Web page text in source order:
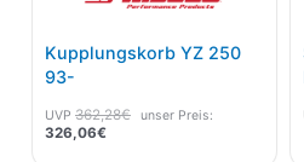
Kupplungskorb YZ 250
93-
UVP 362,28€ unser Preis:
326,06€